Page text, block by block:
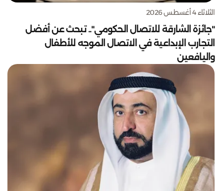
الثلاثاء 4 أغسطس 2026
"جائزة الشارقة للاتصال الحكومي".. تبحث عن أفضل
التجارب الإبداعية في الاتصال الموجه للأطفال
واليافعين